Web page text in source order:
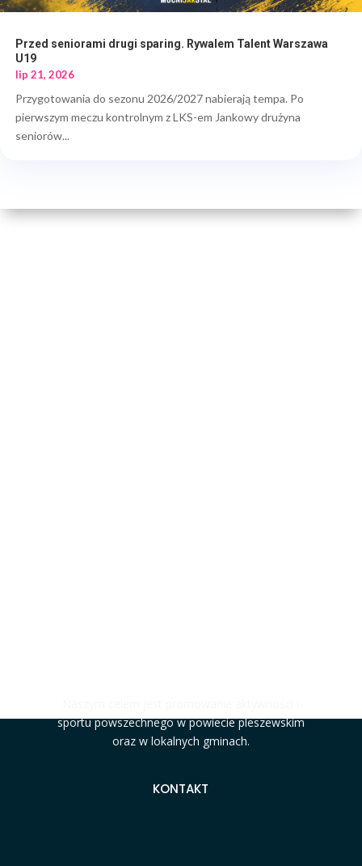
Przed seniorami drugi sparing. Rywalem Talent Warszawa
U19
lip 21, 2026
Przygotowania do sezonu 2026/2027 nabierają tempa. Po
pierwszym meczu kontrolnym z LKS-em Jankowy drużyna
seniorów...
sportu powszechnego w powiecie pleszewskim
oraz w lokalnych gminach.
KONTAKT